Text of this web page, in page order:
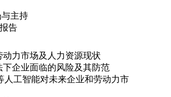
主持
告
动力市场及人力资源现状
下企业面临的风险及其防范
人工智能对未来企业和劳动力市